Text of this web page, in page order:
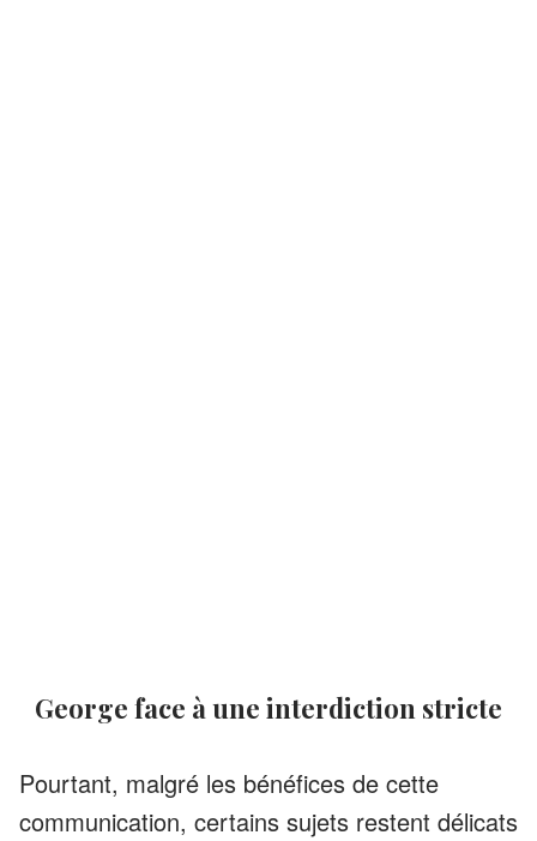
George face à une interdiction stricte
Pourtant, malgré les bénéfices de cette
communication, certains sujets restent délicats